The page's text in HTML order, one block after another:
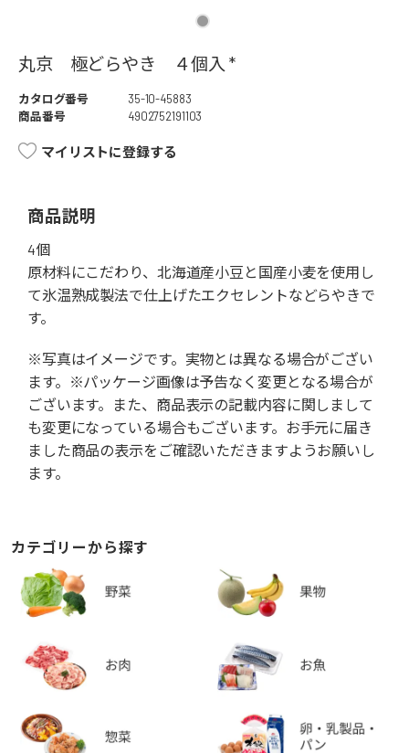
丸京 極どらやき ４個入 *
カタログ番号
35-10-45883
商品番号
4902752191103
マイリストに登録する
商品説明
4個
原材料にこだわり、北海道産小豆と国産小麦を使用し
て氷温熟成製法で仕上げたエクセレントなどらやきで
す。
※写真はイメージです。実物とは異なる場合がござい
ます。※パッケージ画像は予告なく変更となる場合が
ございます。また、商品表示の記載内容に関しまして
も変更になっている場合もございます。お手元に届き
ました商品の表示をご確認いただきますようお願いし
ます。
カテゴリーから探す